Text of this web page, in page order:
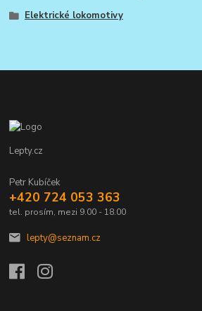
Elektrické lokomotivy
Lepty.cz
Petr Kubíček
+420 724 053 363
tel. prosím, mezi 9.00 - 18.00
lepty@seznam.cz